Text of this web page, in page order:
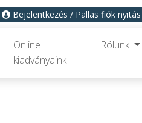
Bejelentkezés / Pallas fiók nyitás
Online
kiadványaink
Rólunk